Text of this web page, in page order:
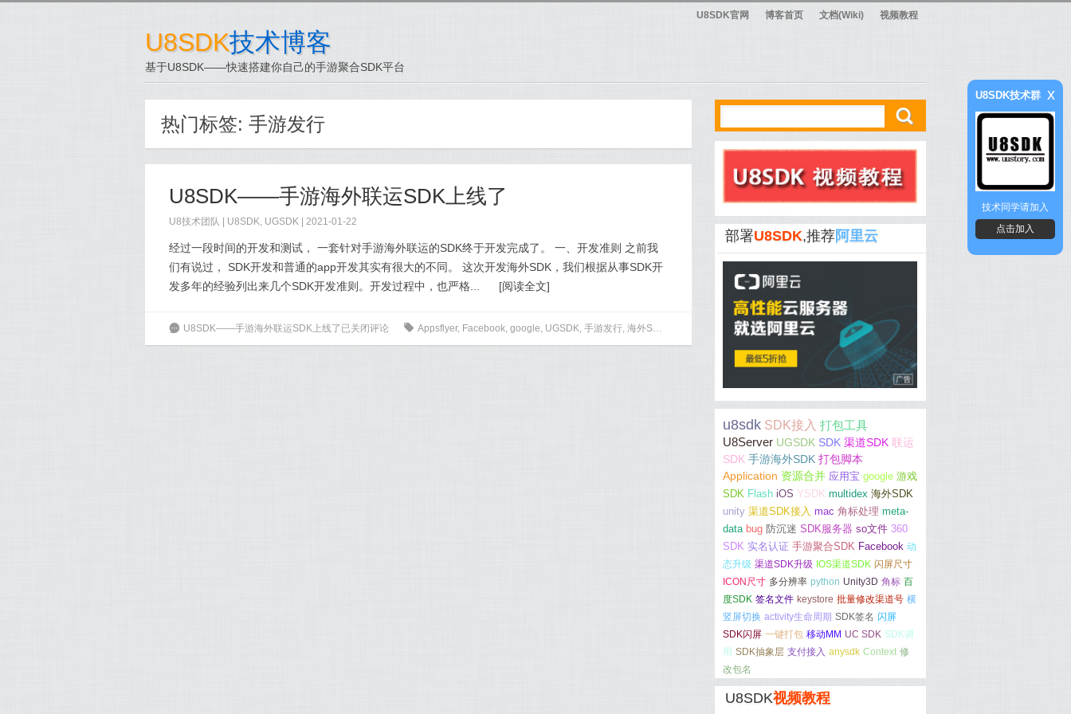
U8SDK技术博客
基于U8SDK——快速搭建你自己的手游聚合SDK平台
U8SDK官网 博客首页 文档(Wiki) 视频教程
热门标签: 手游发行
U8SDK——手游海外联运SDK上线了
U8技术团队 U8SDK, UGSDK | 2021-01-22
经过一段时间的开发和测试， 一套针对手游海外联运的SDK终于开发完成了。 一、开发准则 之前我
们有说过， SDK开发和普通的app开发其实有很大的不同。 这次开发海外SDK，我们根据从事SDK开
发多年的经验列出来几个SDK开发准则。开发过程中，也严格...
[阅读全文]
6 U8SDK——手游海外联运SDK上线了 已关闭评论 0 Appsflyer, Facebook, google, UGSDK, 手游发行, 海外SDK
ő
部署U8SDK,推荐阿里云
u8sdk SDK接入 打包工具
U8Server UGSDK SDK 渠道SDK 联运
SDK 手游海外SDK 打包脚本
Application 资源合并 应用宝 google 游戏
SDK Flash iOS YSDK multidex 海外SDK
unity 渠道SDK接入 mac 角标处理 meta-
data bug 防沉迷 SDK服务器 so文件 360
SDK 实名认证 手游聚合SDK Facebook 动
态升级 渠道SDK升级 IOS渠道SDK 闪屏尺寸
ICON尺寸 多分辨率 python Unity3D 角标 百
度SDK 签名文件 keystore 批量修改渠道号 横
竖屏切换 activity生命周期 SDK签名 闪屏
SDK闪屏 一键打包 移动MM UC SDK SDK调
用 SDK抽象层 支付接入 anysdk Context 修
改包名
U8SDK视频教程
U8SDK技术群 x
技术同学请加入
点击加入